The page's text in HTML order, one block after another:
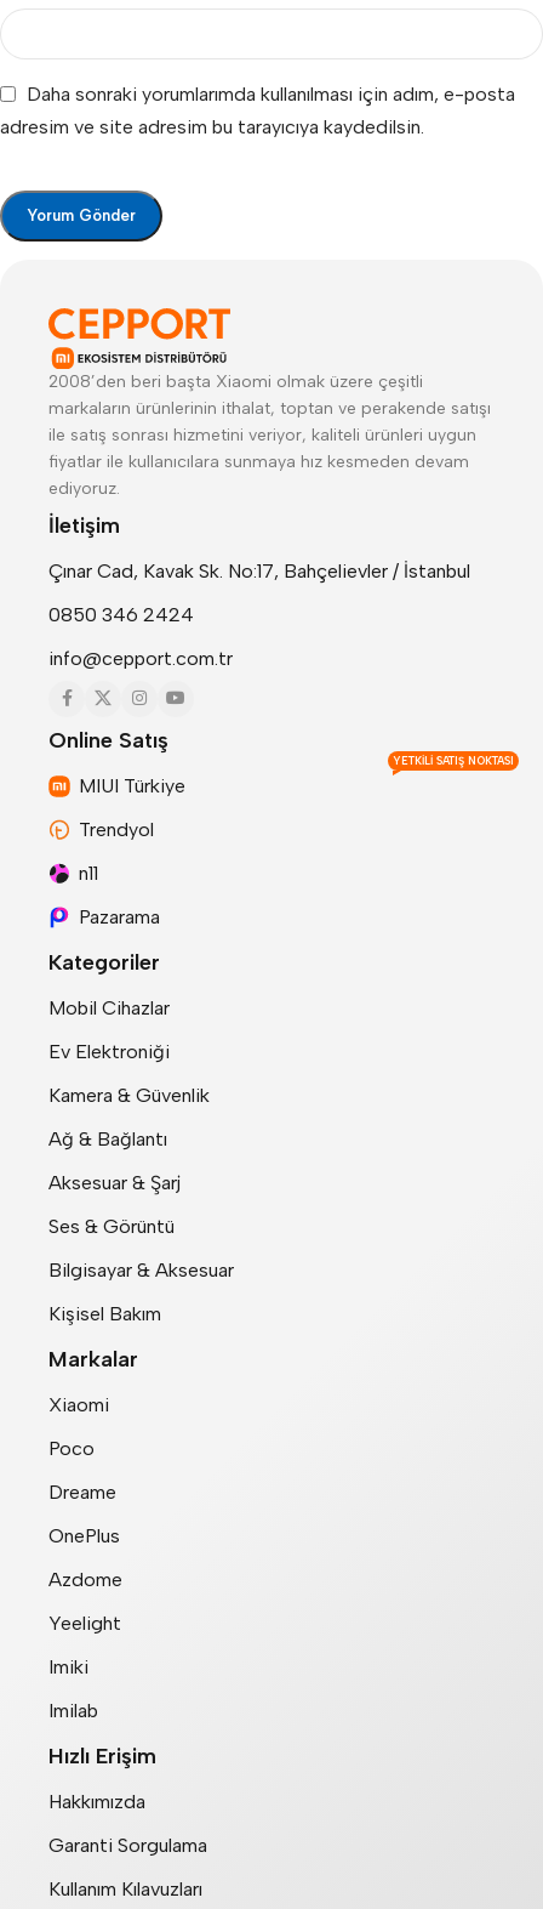
Daha sonraki yorumlarımda kullanılması için adım, e-posta
adresim ve site adresim bu tarayıcıya kaydedilsin.
2008’den beri başta Xiaomi olmak üzere çeşitli
markaların ürünlerinin ithalat, toptan ve perakende satışı
ile satış sonrası hizmetini veriyor, kaliteli ürünleri uygun
fiyatlar ile kullanıcılara sunmaya hız kesmeden devam
ediyoruz.
İletişim
Çınar Cad, Kavak Sk. No:17, Bahçelievler / İstanbul
0850 346 2424
info@cepport.com.tr
Online Satış
MIUI Türkiye
YETKILI SATIŞ NOKTASI
Trendyol
n11
Pazarama
Kategoriler
Mobil Cihazlar
Ev Elektroniği
Kamera & Güvenlik
Ağ & Bağlantı
Aksesuar & Şarj
Ses & Görüntü
Bilgisayar & Aksesuar
Kişisel Bakım
Markalar
Xiaomi
Poco
Dreame
OnePlus
Azdome
Yeelight
Imiki
Imilab
Hızlı Erişim
Hakkımızda
Garanti Sorgulama
Kullanım Kılavuzları